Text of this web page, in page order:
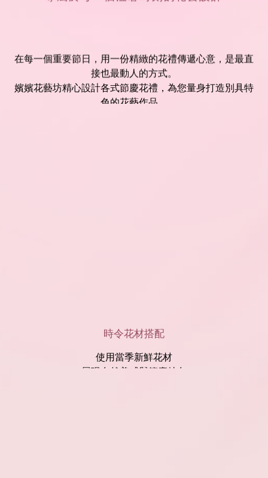
在每一個重要節日，用一份精緻的花禮傳遞心意，是最直
接也最動人的方式。
嬪嬪花藝坊精心設計各式節慶花禮，為您量身打造別具特
色的花藝作品。
時令花材搭配
使用當季新鮮花材
展現自然美感與節慶特色